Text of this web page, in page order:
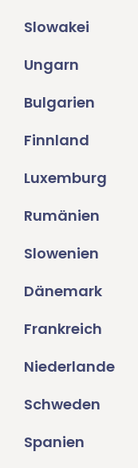
Slowakei
Ungarn
Bulgarien
Finnland
Luxemburg
Rumänien
Slowenien
Dänemark
Frankreich
Niederlande
Schweden
Spanien